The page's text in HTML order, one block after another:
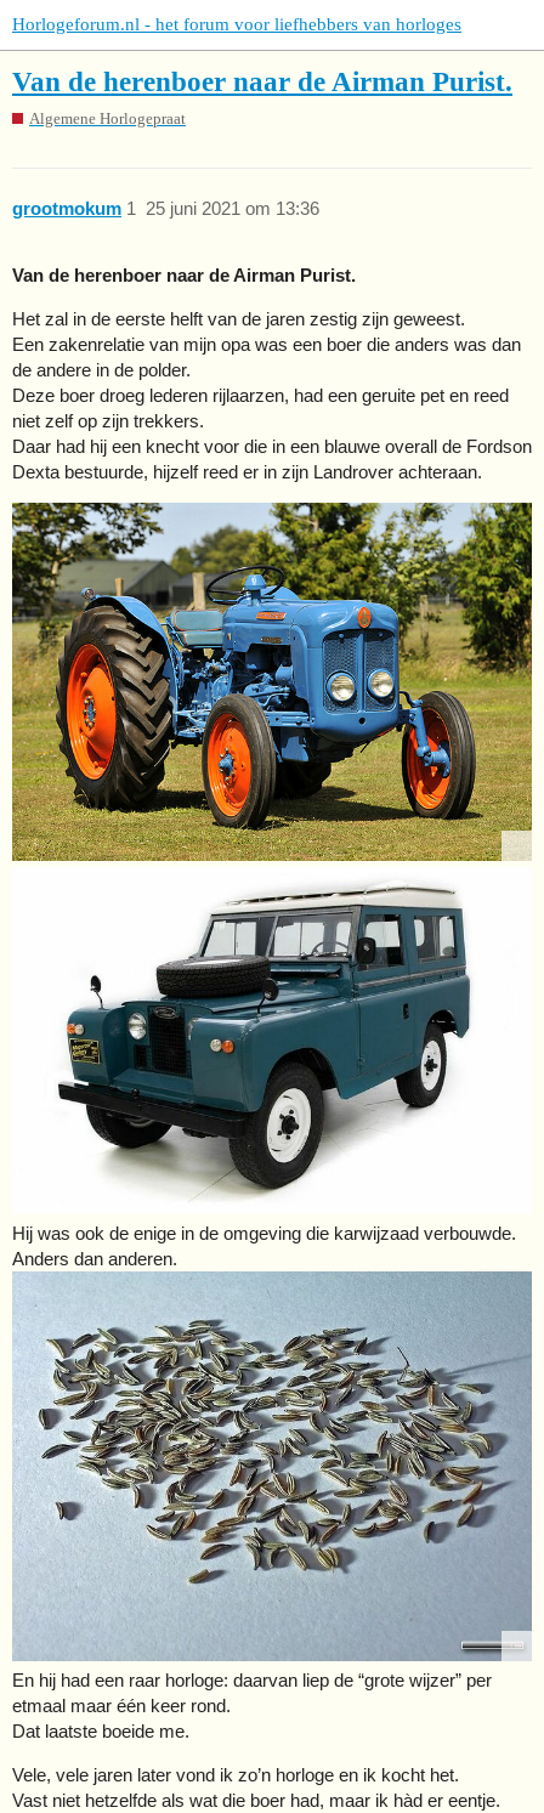
Horlogeforum.nl - het forum voor liefhebbers van horloges
Van de herenboer naar de Airman Purist.
Algemene Horlogepraat
grootmokum 25 juni 2021 om 13:36
1
Van de herenboer naar de Airman Purist.
Het zal in de eerste helft van de jaren zestig zijn geweest.
Een zakenrelatie van mijn opa was een boer die anders was dan
de andere in de polder.
Deze boer droeg lederen rijlaarzen, had een geruite pet en reed
niet zelf op zijn trekkers.
Daar had hij een knecht voor die in een blauwe overall de Fordson
Dexta bestuurde, hijzelf reed er in zijn Landrover achteraan.
Hij was ook de enige in de omgeving die karwijzaad verbouwde.
Anders dan anderen.
En hij had een raar horloge: daarvan liep de “grote wijzer” per
etmaal maar één keer rond.
Dat laatste boeide me.
Vele, vele jaren later vond ik zo’n horloge en ik kocht het.
Vast niet hetzelfde als wat die boer had, maar ik hàd er eentje.